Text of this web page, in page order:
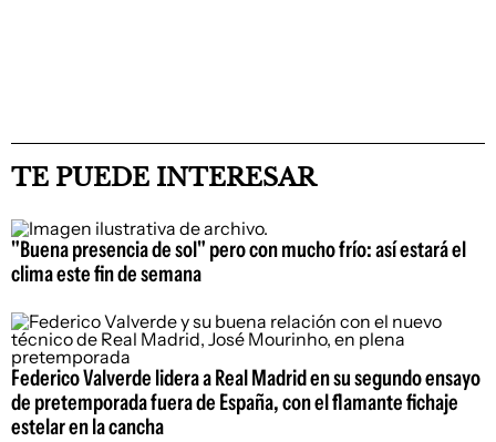
TE PUEDE INTERESAR
"Buena presencia de sol" pero con mucho frío: así estará el
clima este fin de semana
Federico Valverde lidera a Real Madrid en su segundo ensayo
de pretemporada fuera de España, con el flamante fichaje
estelar en la cancha